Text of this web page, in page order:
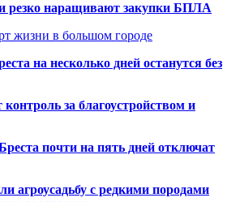
резко наращивают закупки БПЛА
жизни в большом городе
на несколько дней останутся без
за благоустройством и
почти на пять дней отключат
агроусадьбу с редкими породами